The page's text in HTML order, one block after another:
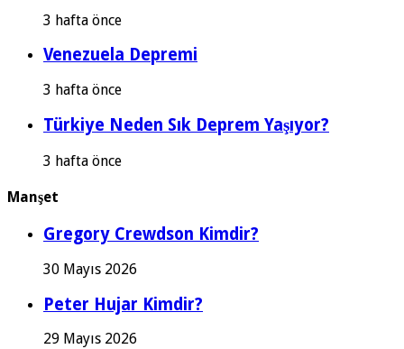
3 hafta önce
Venezuela Depremi
3 hafta önce
Türkiye Neden Sık Deprem Yaşıyor?
3 hafta önce
Manşet
Gregory Crewdson Kimdir?
30 Mayıs 2026
Peter Hujar Kimdir?
29 Mayıs 2026